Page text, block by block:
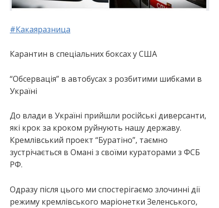
#Какаяразница
Карантин в спеціальних боксах у США
“Обсервація” в автобусах з розбитими шибками в
Україні
До влади в Україні прийшли російські диверсанти,
які крок за кроком руйнують нашу державу.
Кремлівський проект “Буратіно”, таємно
зустрічається в Омані з своїми кураторами з ФСБ
РФ.
Одразу після цього ми спостерігаємо злочинні дії
режиму кремлівського маріонетки Зеленського,